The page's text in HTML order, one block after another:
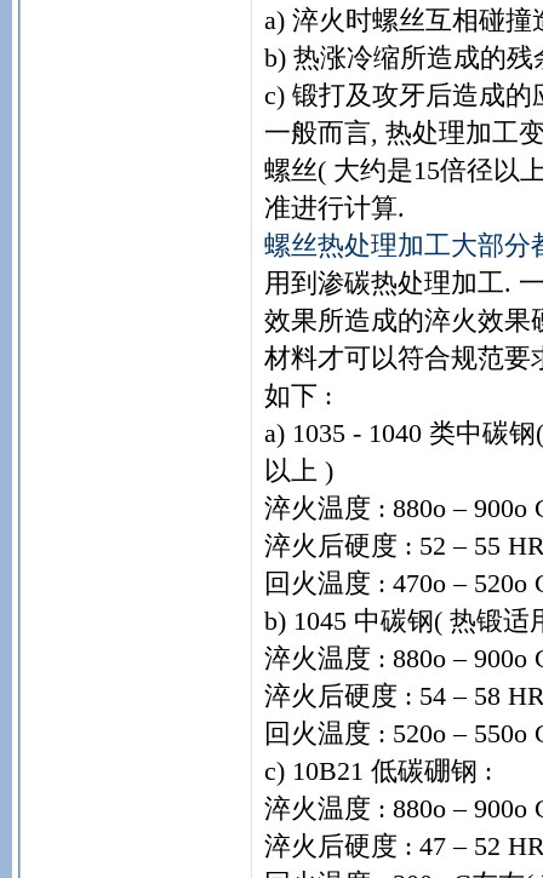
a) 淬火时螺丝互相碰撞
b) 热涨冷缩所造成的残
c) 锻打及攻牙后造成
一般而言, 热处理加工
螺丝( 大约是15倍径以
准进行计算.
螺丝热处理加工大部分
用到渗碳热处理加工.
效果所造成的淬火效果
材料才可以符合规范要
如下 :
a) 1035 - 1040 类中碳
以上 )
淬火温度 : 880o – 900o
淬火后硬度 : 52 – 55
回火温度 : 470o –
b) 1045 中碳钢( 热锻适
淬火温度 : 880o – 900o
淬火后硬度 : 54 – 58
回火温度 : 520o –
c) 10B21 低碳硼钢 :
淬火温度 : 880o – 900o
淬火后硬度 : 47 – 52